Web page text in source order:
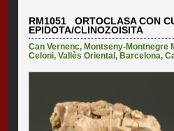
RM1051 ORTOCLASA CON
EPIDOTA/CLINOZOISITA
Can Vernenc,Montseny-Montnegre
Celoni,Vallès Oriental,Barcelona,